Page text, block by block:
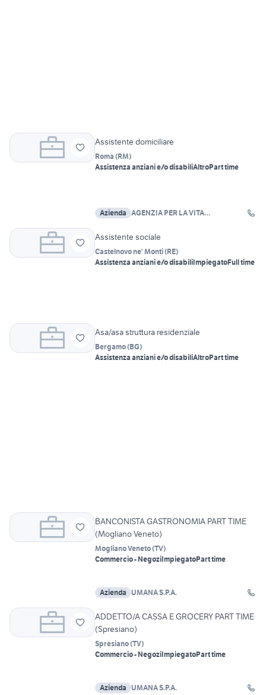
Assistente domiciliare
Roma (RM)
Assistenza anziani e/o disabiliAltroPart time
Azienda AGENZIA PER LA VITA
Assistente sociale
Castelnovo ne' Monti(RE)
Assistenza anziani e/o disabiliImpiegatoFull time
Asa/asa struttura residenziale
Bergamo(BG)
Assistenza anziani e/o disabiliAltroPart time
BANCONISTA GASTRONOMIA PART TIME
(Mogliano Veneto)
Mogliano Veneto(TV)
Commercio - NegoziImpiegatoPart time
Azienda UMANA S.P.A.
ADDETTO/A CASSA E GROCERY PART TIME
(Spresiano)
Spresiano(TV)
Commercio - NegoziImpiegatoPart time
Azienda UMANA S.P.A.